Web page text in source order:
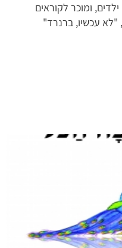
ומוכר לקוראים
"לא עכשיו, ברנרד"